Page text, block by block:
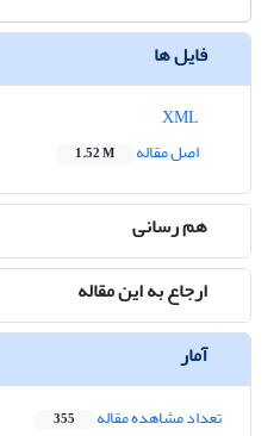
فایل ها
اصل مقاله
1.52 M
هم رسانی
ارجاع به این مقاله
آمار
تعداد مشاهده مقاله 355